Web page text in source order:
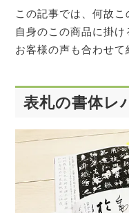
この記事では、何故
自身のこの商品に掛
お客様の声も合わせて
表札の書体レ